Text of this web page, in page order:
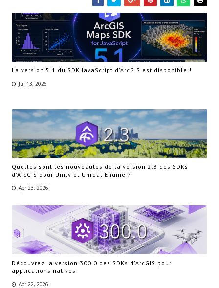
La version 5.1 du SDK JavaScript d'ArcGIS est disponible !
Jul 13, 2026
Quelles sont les nouveautés de la version 2.3 des SDKs
d'ArcGIS pour Unity et Unreal Engine ?
Apr 23, 2026
Découvrez la version 300.0 des SDKs d'ArcGIS pour
applications natives
Apr 22, 2026